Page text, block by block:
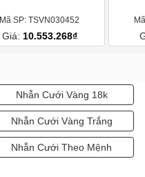
Mã SP: TSVN030452
Giá: 10.553.268₫
Nhẫn Cưới Vàng 18k
Nhẫn Cưới Vàng Trắng
Nhẫn Cưới Theo Mệnh